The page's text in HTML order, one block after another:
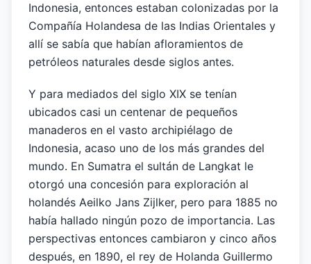
Indonesia, entonces estaban colonizadas por la
Compañía Holandesa de las Indias Orientales y
allí se sabía que habían afloramientos de
petróleos naturales desde siglos antes.
Y para mediados del siglo XIX se tenían
ubicados casi un centenar de pequeños
manaderos en el vasto archipiélago de
Indonesia, acaso uno de los más grandes del
mundo. En Sumatra el sultán de Langkat le
otorgó una concesión para exploración al
holandés Aeilko Jans Zijlker, pero para 1885 no
había hallado ningún pozo de importancia. Las
perspectivas entonces cambiaron y cinco años
después, en 1890, el rey de Holanda Guillermo